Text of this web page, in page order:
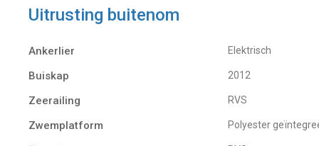
Uitrusting buitenom
Ankerlier Elektrisch
Buiskap 2012
Zeerailing RVS
Zwemplatform Polyester